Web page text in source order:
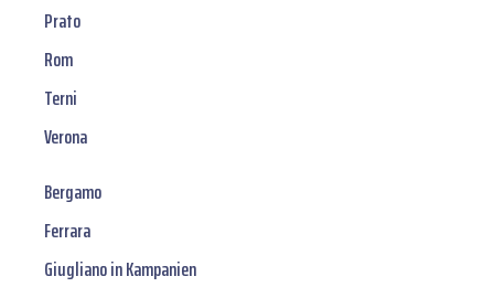
Prato
Rom
Terni
Verona
Bergamo
Ferrara
Giugliano in Kampanien